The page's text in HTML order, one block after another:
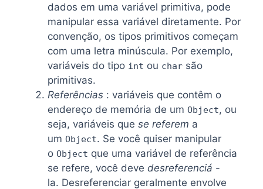
dados em uma variável primitiva, pode
manipular essa variável diretamente. Por
convenção, os tipos primitivos começam
com uma letra minúscula. Por exemplo,
variáveis ​​do tipo int ou char são
primitivas.
Referências : variáveis ​​que contêm o
endereço de memória de um Object, ou
seja, variáveis ​​que se referem a
um Object. Se você quiser manipular
o Object que uma variável de referência
se refere, você deve desreferenciá -
la. Desreferenciar geralmente envolve